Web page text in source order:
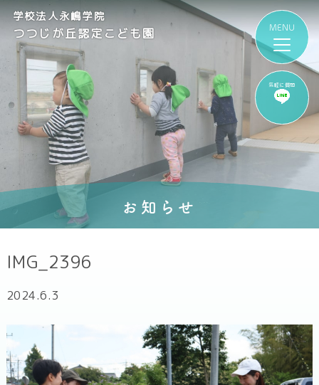
気軽に質問
学校法人永嶋学院
つつじが丘認定こども園
お知らせ
IMG_2396
2024.6.3